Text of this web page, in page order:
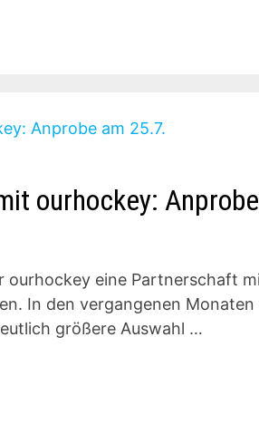
ourhockey:
ourhockey eine Partnerschaft
In den vergangenen
größere Auswahl …